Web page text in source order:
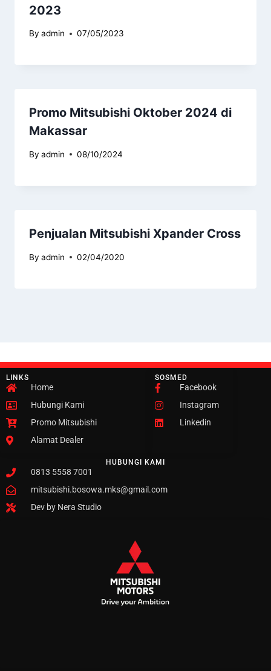
2023
By admin 07/05/2023
Promo Mitsubishi Oktober 2024 di
Makassar
By admin 08/10/2024
Penjualan Mitsubishi Xpander Cross
By admin 02/04/2020
LINKS
Home
Hubungi Kami
Promo Mitsubishi
Alamat Dealer
SOSMED
Facebook
Instagram
Linkedin
HUBUNGI KAMI
0813 5558 7001
mitsubishi.bosowa.mks@gmail.com
Dev by Nera Studio